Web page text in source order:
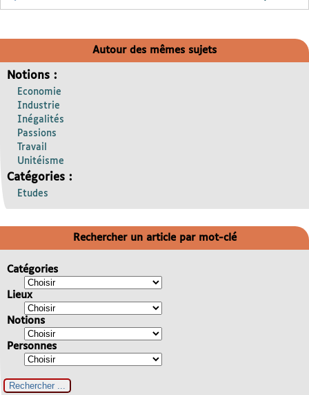
Autour des mêmes sujets
Notions :
Economie
Industrie
Inégalités
Passions
Travail
Unitéisme
Catégories :
Etudes
Rechercher un article par mot-clé
Catégories
Lieux
Notions
Personnes